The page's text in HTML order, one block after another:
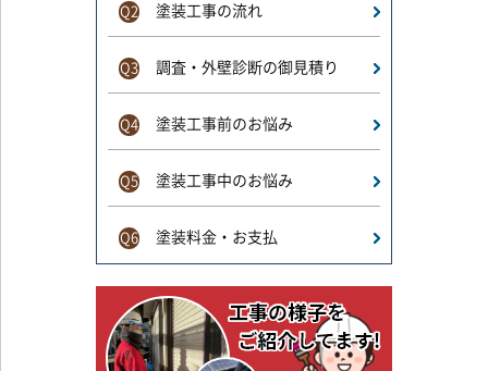
Q2 塗装工事の流れ
Q3 調査・外壁診断の御見積り
Q4 塗装工事前のお悩み
Q5 塗装工事中のお悩み
Q6 塗装料金・お支払